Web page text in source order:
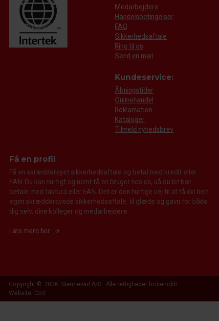
Medarbejdere
Handelsbetingelser
FAQ
Sikkerhedsaftale
Ring til os
Send en mail
Kundeservice:
Åbningstider
Onlinehandel
Reklamation
Kataloger
Tilmeld nyhedsbrev
Få en profil
Få en skræddersyet sikkerhedsaftale og betal med kredit eller
EAN. Du kan hurtigt og nemt få en bruger hos os, så du let kan
betale med faktura eller EAN. Det er den hurtige vej til at få din helt
egen skræddersyede sikkerhedsaftale, til glæde og gavn for både
dig selv, dine kolleger og medarbejdere.
Læs mere her
Copyright © 2026 Stennevad A/S. Alle rettigheder forbeholdt.
Website: Co3